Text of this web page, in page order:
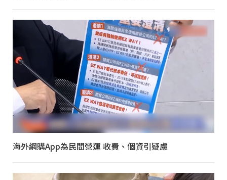
海外網購App為民間營運 收費、個資引疑慮